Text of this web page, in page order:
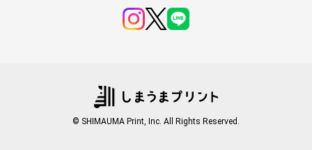
© SHIMAUMA Print, Inc. All Rights Reserved.